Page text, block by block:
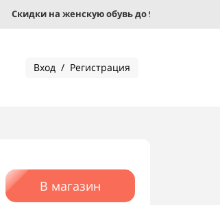
Скидки на женскую обувь до 95%!
Вход / Регистрация
В магазин